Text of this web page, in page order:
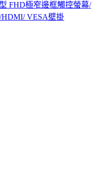
FHD極窄邊框觸控螢幕/
VESA壁掛